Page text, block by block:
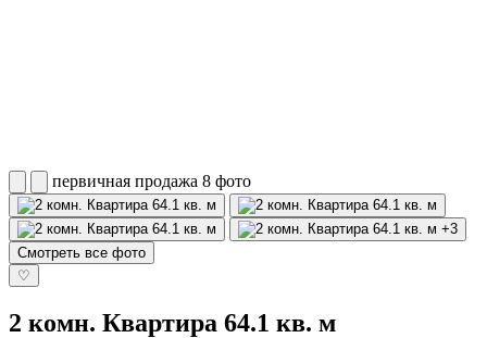
первичная продажа 8 фото
+3
Смотреть все фото
♡
2 комн. Квартира 64.1 кв. м